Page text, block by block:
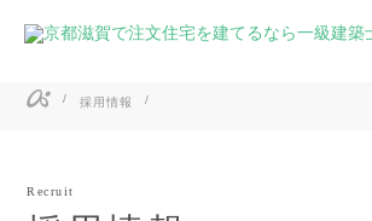
採用情報
Recruit